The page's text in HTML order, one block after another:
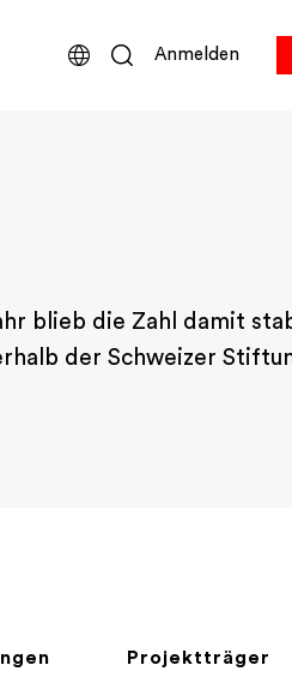
Anmelden
blieb die Zahl damit
der Schweizer
Projektträger